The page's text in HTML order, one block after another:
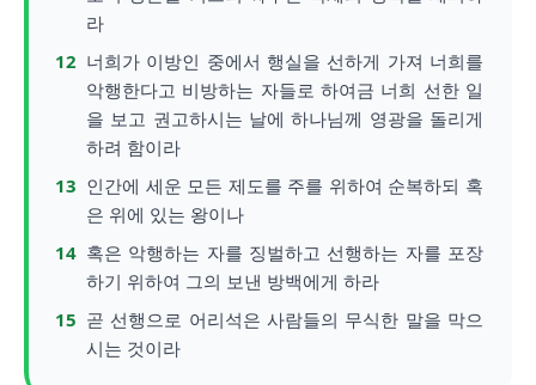
라
12 너희가 이방인 중에서 행실을 선하게 가져 너희를
악행한다고 비방하는 자들로 하여금 너희 선한 일
을 보고 권고하시는 날에 하나님께 영광을 돌리게
하려 함이라
13 인간에 세운 모든 제도를 주를 위하여 순복하되 혹
은 위에 있는 왕이나
14 혹은 악행하는 자를 징벌하고 선행하는 자를 포장
하기 위하여 그의 보낸 방백에게 하라
15 곧 선행으로 어리석은 사람들의 무식한 말을 막으
시는 것이라